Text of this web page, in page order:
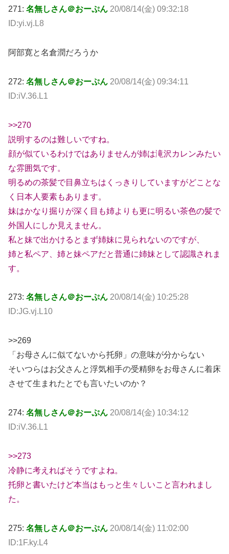
271: 名無しさん＠おーぷん 20/08/14(金) 09:32:18
ID:yi.vj.L8
阿部寛と名倉潤だろうか
272: 名無しさん＠おーぷん 20/08/14(金) 09:34:11
ID:iV.36.L1
>>270
説明するのは難しいですね。
顔が似ているわけではありませんが姉は滝沢カレンみたい
な雰囲気です。
明るめの茶髪で目鼻立ちはくっきりしていますがどことな
く日本人要素もあります。
妹はかなり掘りが深く目も姉よりも更に明るい茶色の髪で
外国人にしか見えません。
私と妹で出かけるとまず姉妹に見られないのですが、
姉と私ペア、姉と妹ペアだと普通に姉妹として認識されま
す。
273: 名無しさん＠おーぷん 20/08/14(金) 10:25:28
ID:JG.vj.L10
>>269
「お母さんに似てないから托卵」の意味が分からない
そいつらはお父さんと浮気相手の受精卵をお母さんに着床
させて生まれたとでも言いたいのか？
274: 名無しさん＠おーぷん 20/08/14(金) 10:34:12
ID:iV.36.L1
>>273
冷静に考えればそうですよね。
托卵と書いたけど本当はもっと生々しいこと言われまし
た。
275: 名無しさん＠おーぷん 20/08/14(金) 11:02:00
ID:1F.ky.L4